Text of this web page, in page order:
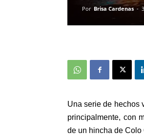
Por Brisa Cardenas -
Una serie de hechos
principalmente, con
de un hincha de